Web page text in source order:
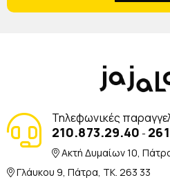
Τηλεφωνικές
210.873.29.40 -
Ακτή Δυμαίων 10,
Γλάυκου 9, Πάτρα, TK. 263 33